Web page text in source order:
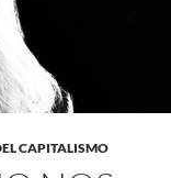
CAPITALISMO